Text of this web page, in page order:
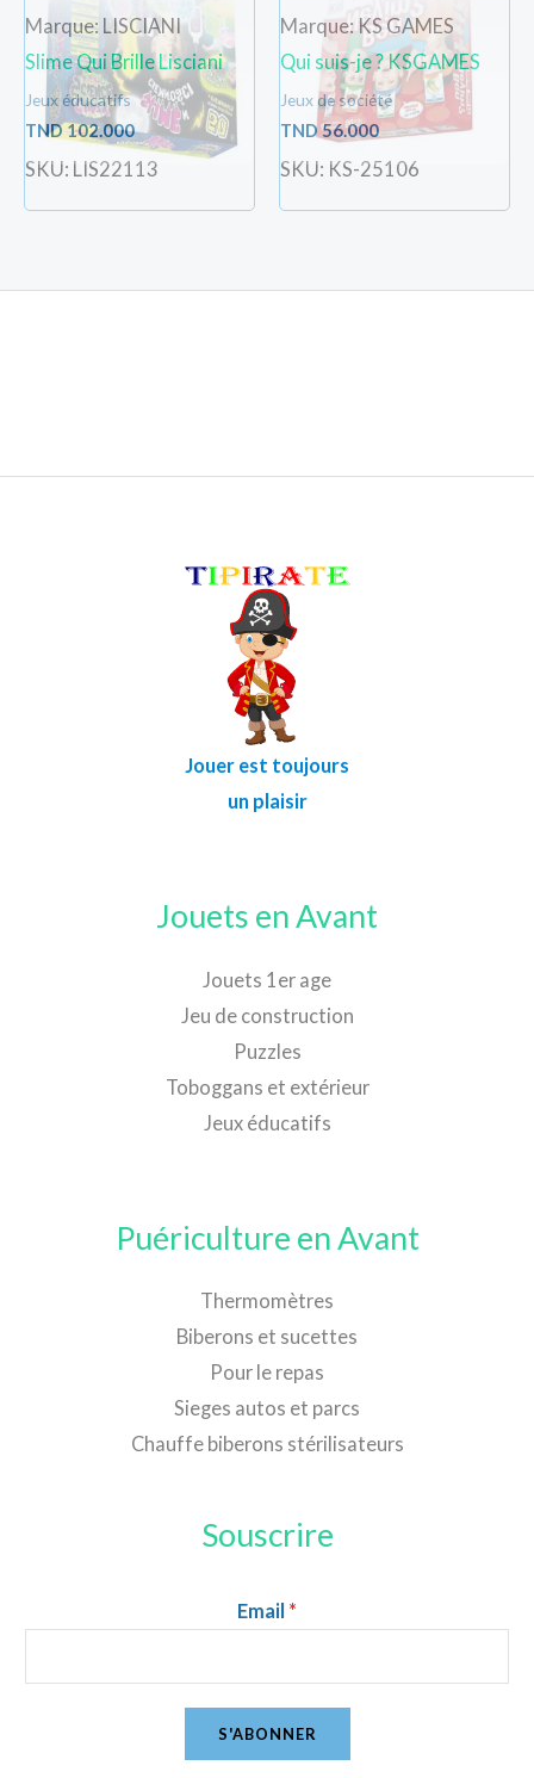
Marque: LISCIANI
Slime Qui Brille Lisciani
Jeux éducatifs
TND102.000
SKU: LIS22113
Marque: KS GAMES
Qui suis-je ? KSGAMES
Jeux de société
TND56.000
SKU: KS-25106
Jouer est toujours
un plaisir
Jouets en Avant
Jouets 1er age
Jeu de construction
Puzzles
Toboggans et extérieur
Jeux éducatifs
Puériculture en Avant
Thermomètres
Biberons et sucettes
Pour le repas
Sieges autos et parcs
Chauffe biberons stérilisateurs
Souscrire
Email *
S'ABONNER